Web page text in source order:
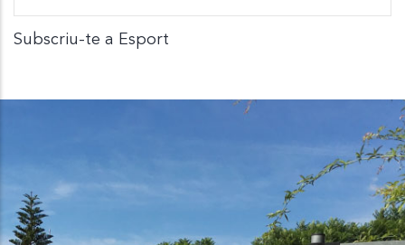
Subscriu-te a Esport